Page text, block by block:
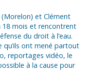
et Clément
mois et rencontrent
du droit à l’eau.
qu’ils ont mené partout
reportages vidéo, le
à la cause pour